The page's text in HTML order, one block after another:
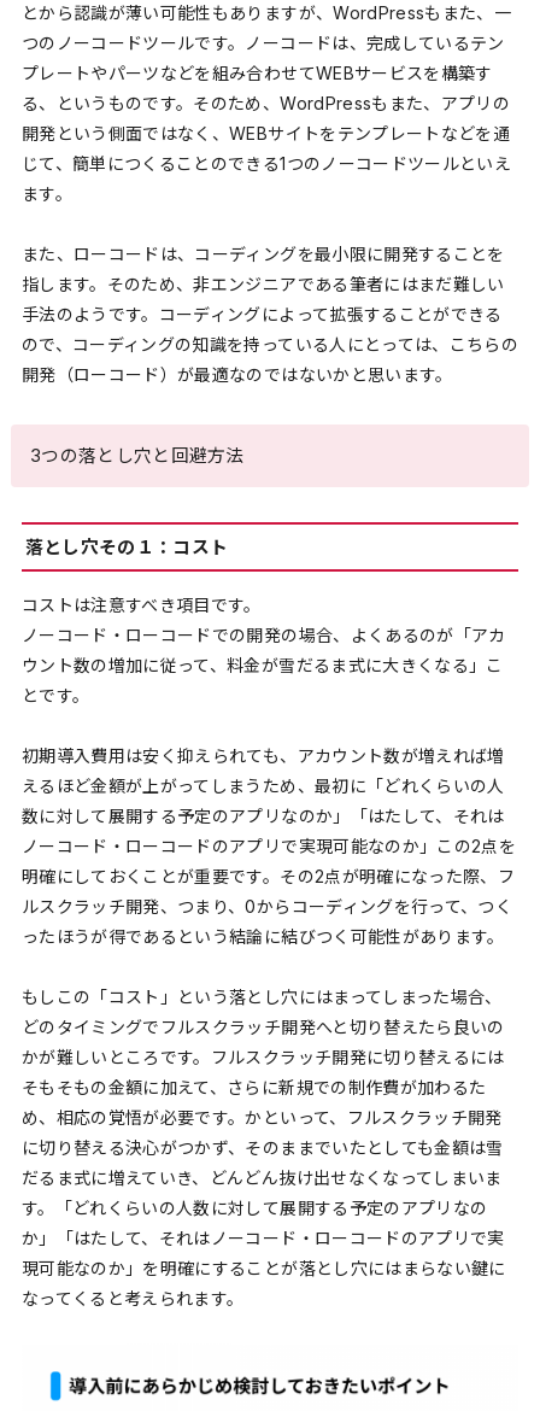
とから認識が薄い可能性もありますが、WordPressもまた、一
つのノーコードツールです。ノーコードは、完成しているテン
プレートやパーツなどを組み合わせてWEBサービスを構築す
る、というものです。そのため、WordPressもまた、アプリの
開発という側面ではなく、WEBサイトをテンプレートなどを通
じて、簡単につくることのできる1つのノーコードツールといえ
ます。
また、ローコードは、コーディングを最小限に開発することを
指します。そのため、非エンジニアである筆者にはまだ難しい
手法のようです。コーディングによって拡張することができる
ので、コーディングの知識を持っている人にとっては、こちらの
開発（ローコード）が最適なのではないかと思います。
3つの落とし穴と回避方法
落とし穴その１：コスト
コストは注意すべき項目です。
ノーコード・ローコードでの開発の場合、よくあるのが「アカ
ウント数の増加に従って、料金が雪だるま式に大きくなる」こ
とです。
初期導入費用は安く抑えられても、アカウント数が増えれば増
えるほど金額が上がってしまうため、最初に「どれくらいの人
数に対して展開する予定のアプリなのか」「はたして、それは
ノーコード・ローコードのアプリで実現可能なのか」この2点を
明確にしておくことが重要です。その2点が明確になった際、フ
ルスクラッチ開発、つまり、0からコーディングを行って、つく
ったほうが得であるという結論に結びつく可能性があります。
もしこの「コスト」という落とし穴にはまってしまった場合、
どのタイミングでフルスクラッチ開発へと切り替えたら良いの
かが難しいところです。フルスクラッチ開発に切り替えるには
そもそもの金額に加えて、さらに新規での制作費が加わるた
め、相応の覚悟が必要です。かといって、フルスクラッチ開発
に切り替える決心がつかず、そのままでいたとしても金額は雪
だるま式に増えていき、どんどん抜け出せなくなってしまいま
す。「どれくらいの人数に対して展開する予定のアプリなの
か」「はたして、それはノーコード・ローコードのアプリで実
現可能なのか」を明確にすることが落とし穴にはまらない鍵に
なってくると考えられます。